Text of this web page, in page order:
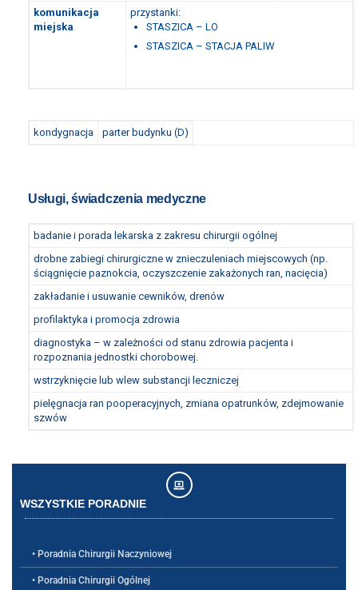
komunikacja
miejska
przystanki:
STASZICA – LO
STASZICA – STACJA PALIW
kondygnacja parter budynku (D)
Usługi, świadczenia medyczne
badanie i porada lekarska z zakresu chirurgii ogólnej
drobne zabiegi chirurgiczne w znieczuleniach miejscowych (np.
ściągnięcie paznokcia, oczyszczenie zakażonych ran, nacięcia)
zakładanie i usuwanie cewników, drenów
profilaktyka i promocja zdrowia
diagnostyka – w zależności od stanu zdrowia pacjenta i
rozpoznania jednostki chorobowej.
wstrzyknięcie lub wlew substancji leczniczej
pielęgnacja ran pooperacyjnych, zmiana opatrunków, zdejmowanie
szwów
WSZYSTKIE PORADNIE
• Poradnia Chirurgii Naczyniowej
• Poradnia Chirurgii Ogólnej